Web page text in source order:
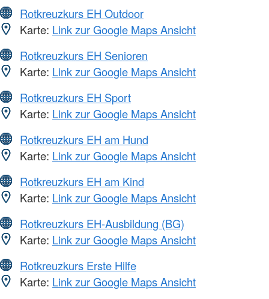
Rotkreuzkurs EH Outdoor
Karte: Link zur Google Maps Ansicht
Rotkreuzkurs EH Senioren
Karte: Link zur Google Maps Ansicht
Rotkreuzkurs EH Sport
Karte: Link zur Google Maps Ansicht
Rotkreuzkurs EH am Hund
Karte: Link zur Google Maps Ansicht
Rotkreuzkurs EH am Kind
Karte: Link zur Google Maps Ansicht
Rotkreuzkurs EH-Ausbildung (BG)
Karte: Link zur Google Maps Ansicht
Rotkreuzkurs Erste Hilfe
Karte: Link zur Google Maps Ansicht